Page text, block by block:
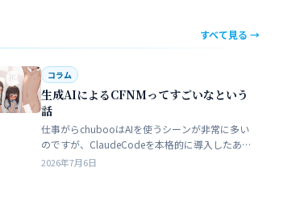
すべて見る →
コラム
生成AIによるCFNMってすごいなという
話
仕事がらchubooはAIを使うシーンが非常に多い
のですが、ClaudeCodeを本格的に導入したあた
りから格段にやれることが多くなった。昔から
2026年7月6日